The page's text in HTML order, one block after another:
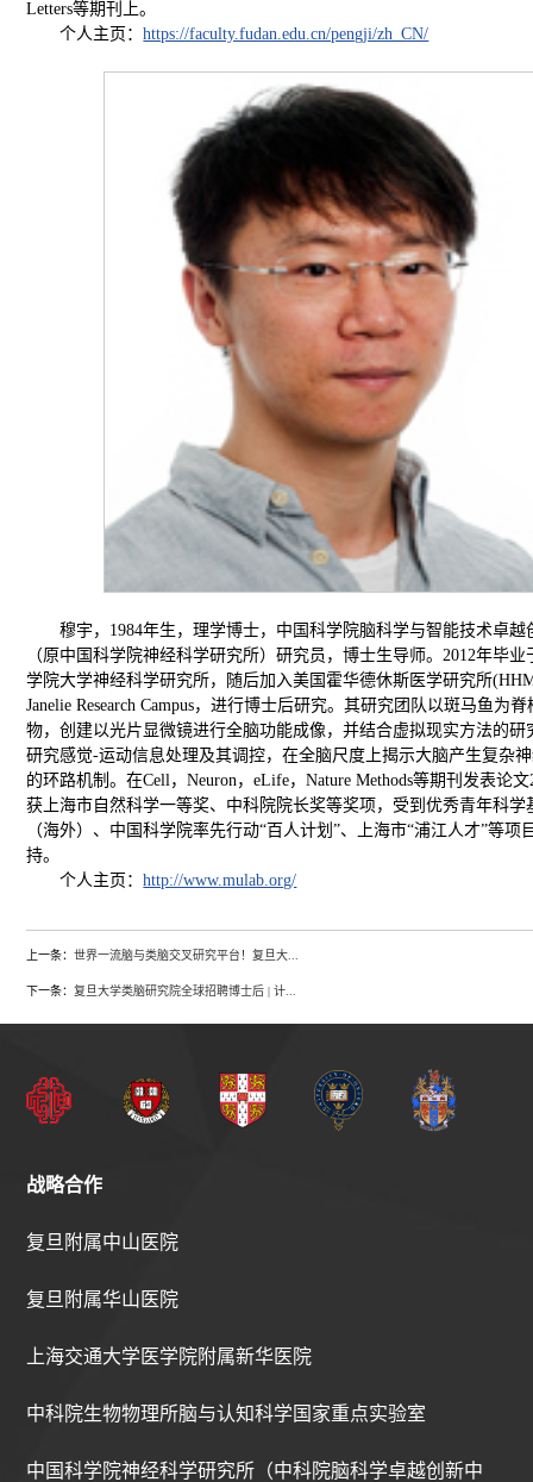
Letters等期刊上。
个人主页：https://faculty.fudan.edu.cn/pengji/zh_CN/
穆宇，1984年生，理学博士，中国科学院脑科学与智能技术卓越
（原中国科学院神经科学研究所）研究员，博士生导师。2012年毕业
学院大学神经科学研究所，随后加入美国霍华德休斯医学研究所
Janelie Research Campus，进行博士后研究。其研究团队以斑马鱼为
物，创建以光片显微镜进行全脑功能成像，并结合虚拟现实方法的研
研究感觉-运动信息处理及其调控，在全脑尺度上揭示大脑产生复杂
的环路机制。在Cell，Neuron，eLife，Nature Methods等期刊发表论
获上海市自然科学一等奖、中科院院长奖等奖项，受到优秀青年科学
（海外）、中国科学院率先行动“百人计划”、上海市“浦江人才”等项
持。
个人主页：http://www.mulab.org/
上一条：世界一流脑与类脑交叉研究平台！复旦大...
下一条：复旦大学类脑研究院全球招聘博士后 | 计...
战略合作
复旦附属中山医院
复旦附属华山医院
上海交通大学医学院附属新华医院
中科院生物物理所脑与认知科学国家重点实验室
中国科学院神经科学研究所（中科院脑科学卓越创新中